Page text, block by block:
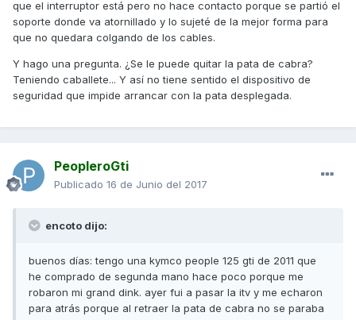
que el interruptor está pero no hace contacto porque se partió el
soporte donde va atornillado y lo sujeté de la mejor forma para
que no quedara colgando de los cables.
Y hago una pregunta. ¿Se le puede quitar la pata de cabra?
Teniendo caballete... Y así no tiene sentido el dispositivo de
seguridad que impide arrancar con la pata desplegada.
PeopleroGti
Publicado 16 de Junio del 2017
encoto dijo:
buenos días: tengo una kymco people 125 gti de 2011 que
he comprado de segunda mano hace poco porque me
robaron mi grand dink. ayer fui a pasar la itv y me echaron
para atrás porque al retraer la pata de cabra no se paraba